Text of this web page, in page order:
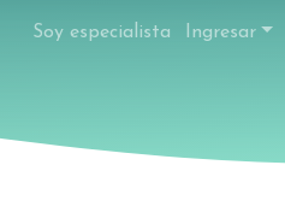
Soy especialista Ingresar